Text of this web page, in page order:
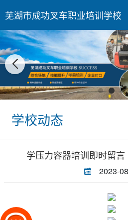
芜湖市成功叉车职业培训学校
学校动态
学压力容器培训即时留言
2023-